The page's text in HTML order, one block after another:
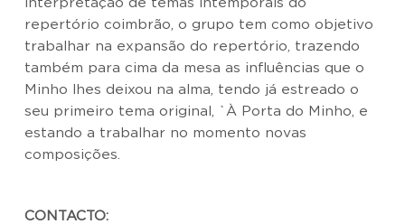
interpretação de temas intemporais do
repertório coimbrão, o grupo tem como objetivo
trabalhar na expansão do repertório, trazendo
também para cima da mesa as influências que o
Minho lhes deixou na alma, tendo já estreado o
seu primeiro tema original, `À Porta do Minho, e
estando a trabalhar no momento novas
composições.
CONTACTO: